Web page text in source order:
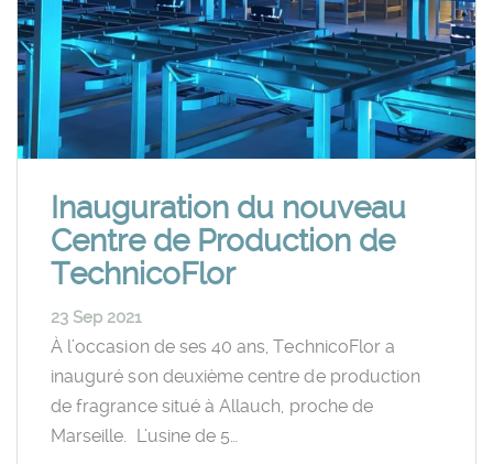
Inauguration du nouveau
Centre de Production de
TechnicoFlor
23 Sep 2021
À l’occasion de ses 40 ans, TechnicoFlor a
inauguré son deuxième centre de production
de fragrance situé à Allauch, proche de
Marseille. L’usine de 5…